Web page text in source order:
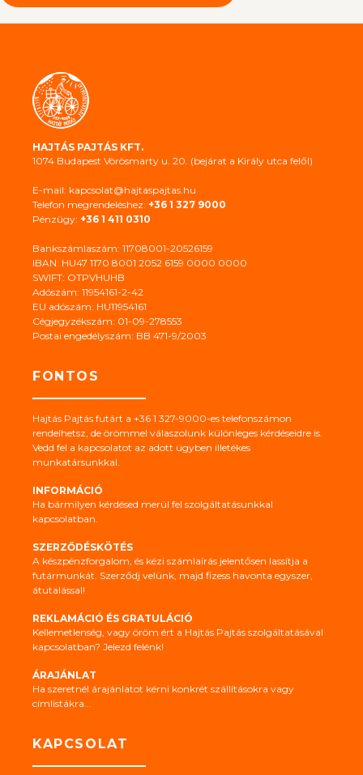
HAJTÁS PAJTÁS KFT.
1074 Budapest Vörösmarty u. 20. (bejárat a Király utca felől)
E-mail: kapcsolat@hajtaspajtas.hu
Telefon megrendeléshez: +36 1 327 9000
Pénzügy: +36 1 411 0310
Bankszámlaszám: 11708001-20526159
IBAN: HU47 1170 8001 2052 6159 0000 0000
SWIFT: OTPVHUHB
Adószám: 11954161-2-42
EU adószám: HU11954161
Cégjegyzékszám: 01-09-278553
Postai engedélyszám: BB 471-9/2003
FONTOS
Hajtás Pajtás futárt a +36 1 327-9000-es telefonszámon
rendelhetsz, de örömmel válaszolunk különleges kérdéseidre is.
Vedd fel a kapcsolatot az adott ügyben illetékes
munkatársunkkal.
INFORMÁCIÓ
Ha bármilyen kérdésed merül fel szolgáltatásunkkal
kapcsolatban.
SZERZŐDÉSKÖTÉS
A készpénzforgalom, és kézi számlaírás jelentősen lassítja a
futármunkát. Szerződj velünk, majd fizess havonta egyszer,
átutalással!
REKLAMÁCIÓ ÉS GRATULÁCIÓ
Kellemetlenség, vagy öröm ért a Hajtás Pajtás szolgáltatásával
kapcsolatban? Jelezd felénk!
ÁRAJÁNLAT
Ha szeretnél árajánlatot kérni konkrét szállításokra vagy
címlistákra...
KAPCSOLAT